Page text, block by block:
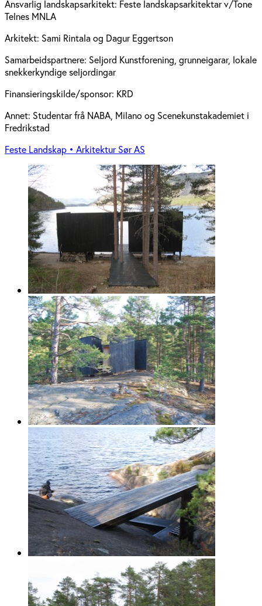
Ansvarlig landskapsarkitekt: Feste landskapsarkitektar v/Tone
Telnes MNLA
Arkitekt: Sami Rintala og Dagur Eggertson
Samarbeidspartnere: Seljord Kunstforening, grunneigarar, lokale
snekkerkyndige seljordingar
Finansieringskilde/sponsor: KRD
Annet: Studentar frå NABA, Milano og Scenekunstakademiet i
Fredrikstad
Feste Landskap • Arkitektur Sør AS